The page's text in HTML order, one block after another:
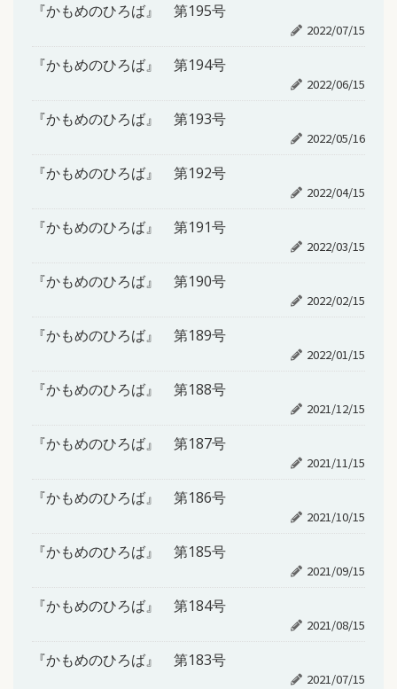
『かもめのひろば』 第195号
2022/07/15
『かもめのひろば』 第194号
2022/06/15
『かもめのひろば』 第193号
2022/05/16
『かもめのひろば』 第192号
2022/04/15
『かもめのひろば』 第191号
2022/03/15
『かもめのひろば』 第190号
2022/02/15
『かもめのひろば』 第189号
2022/01/15
『かもめのひろば』 第188号
2021/12/15
『かもめのひろば』 第187号
2021/11/15
『かもめのひろば』 第186号
2021/10/15
『かもめのひろば』 第185号
2021/09/15
『かもめのひろば』 第184号
2021/08/15
『かもめのひろば』 第183号
2021/07/15